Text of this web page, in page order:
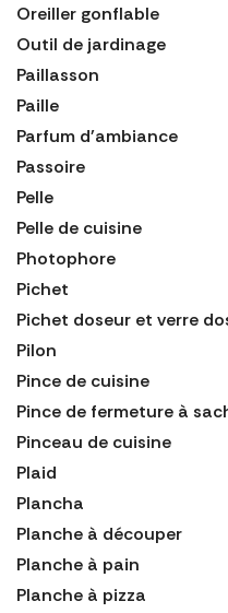
Oreiller gonflable
Outil de jardinage
Paillasson
Paille
Parfum d'ambiance
Passoire
Pelle
Pelle de cuisine
Photophore
Pichet
Pichet doseur et verre
Pilon
Pince de cuisine
Pince de fermeture à
Pinceau de cuisine
Plaid
Plancha
Planche à découper
Planche à pain
Planche à pizza